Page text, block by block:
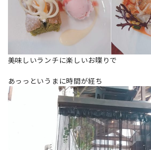
美味しいランチに楽しいお喋りで
あっっというまに時間が経ち